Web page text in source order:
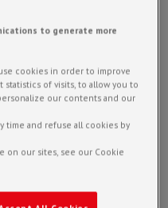
face aux
de personnes
de
et aux
En tout, ce
des
et
to generate more
cookies in order to improve
of visits, to allow you to
our contents and our
time and refuse all cookies by
on our sites, see our Cookie